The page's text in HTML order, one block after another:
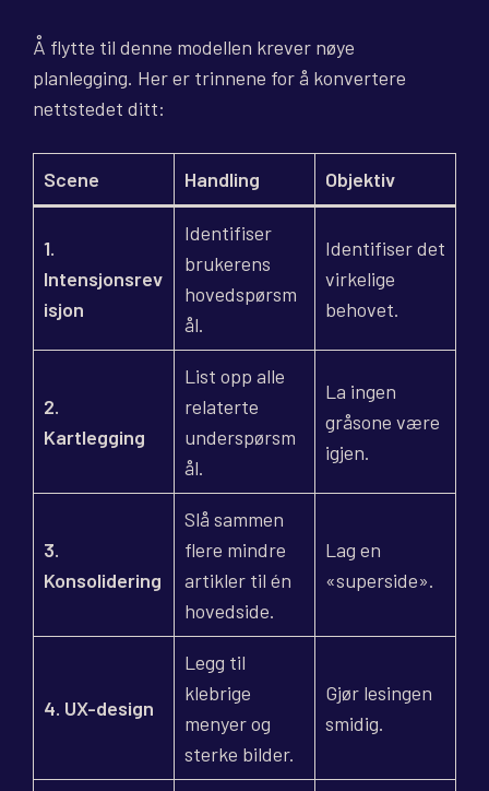
Å flytte til denne modellen krever nøye
planlegging. Her er trinnene for å konvertere
nettstedet ditt:
Scene Handling Objektiv
1.
Intensjonsrev
isjon
Identifiser
brukerens
hovedspørsm
ål.
Identifiser det
virkelige
behovet.
2.
Kartlegging
List opp alle
relaterte
underspørsm
ål.
La ingen
gråsone være
igjen.
3.
Konsolidering
Slå sammen
flere mindre
artikler til én
hovedside.
Lag en
«superside».
4. UX-design
Legg til
klebrige
menyer og
sterke bilder.
Gjør lesingen
smidig.